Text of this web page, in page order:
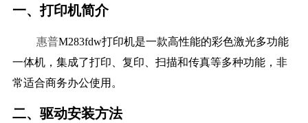
一、打印机简介
惠普M283fdw打印机是一款高性能的彩色激光多功能
一体机，集成了打印、复印、扫描和传真等多种功能，非
常适合商务办公使用。
二、驱动安装方法